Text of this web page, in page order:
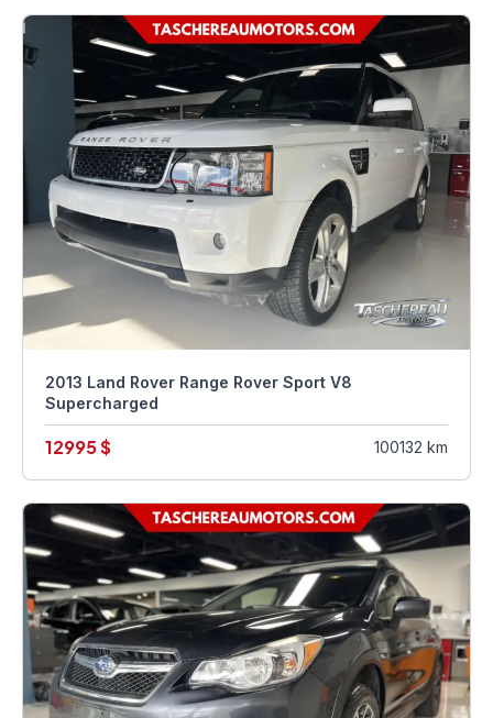
2013 Land Rover Range Rover Sport V8
Supercharged
12995 $ 100132 km